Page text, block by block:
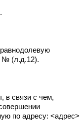
№ (л.д.12).
в связи с чем,
по адресу: <адрес>